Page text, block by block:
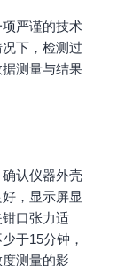
严谨的技术
下，检测过
测量与结果
认仪器外壳
，显示屏显
口张力适
于15分钟，
测量的影